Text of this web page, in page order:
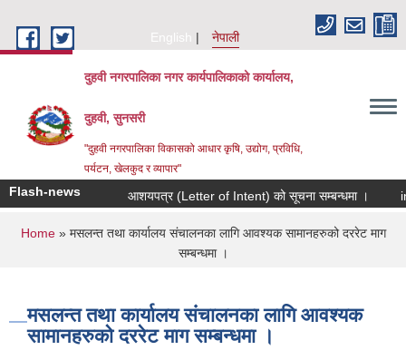
English
नेपाली
दुहवी नगरपालिका नगर कार्यपालिकाको कार्यालय,
दुहवी, सुनसरी
"दुहवी नगरपालिका विकासको आधार कृषि, उद्योग, प्रविधि,
पर्यटन, खेलकुद र व्यापार"
Flash-news आशयपत्र (Letter of Intent) को सूचना सम्बन्धमा ।
You are here
Home» मसलन्त तथा कार्यालय संचालनका लागि आवश्यक सामानहरुको दररेट माग
सम्बन्धमा ।
मसलन्त तथा कार्यालय संचालनका लागि आवश्यक
सामानहरुको दररेट माग सम्बन्धमा ।